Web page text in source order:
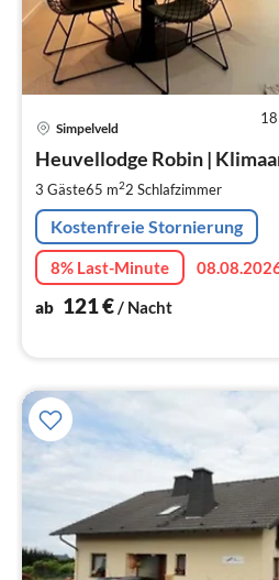
Simpelveld
Heuvellodge Robin |
3 Gäste65 m22 Schlafzimmer
Kostenfreie Stornierung
8% Last-Minute
ab 121€ / Nacht